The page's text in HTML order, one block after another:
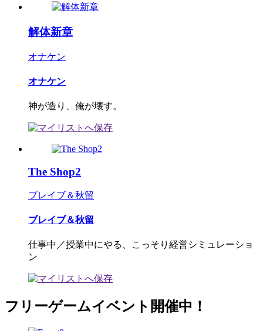
解体新章
オナケン
オナケン
神が造り、俺が壊す。
The Shop2
ブレイブ＆秋留
ブレイブ＆秋留
仕事中／授業中にやる、こっそり経営シミュレーショ
ン
フリーゲームイベント開催中！